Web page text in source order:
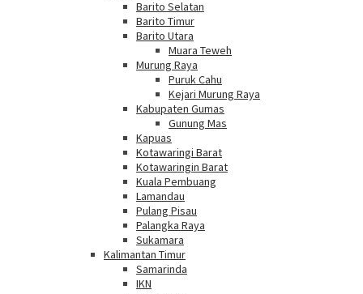
Barito Selatan
Barito Timur
Barito Utara
Muara Teweh
Murung Raya
Puruk Cahu
Kejari Murung Raya
Kabupaten Gumas
Gunung Mas
Kapuas
Kotawaringi Barat
Kotawaringin Barat
Kuala Pembuang
Lamandau
Pulang Pisau
Palangka Raya
Sukamara
Kalimantan Timur
Samarinda
IKN